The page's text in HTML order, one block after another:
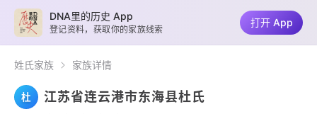
姓氏家族 家族详情
杜 江苏省连云港市东海县杜氏
DNA里的历史 App
登记资料，获取你的家族线索
打开 App